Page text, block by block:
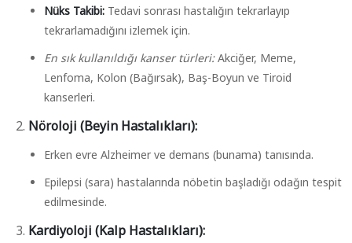
Nüks Takibi: Tedavi sonrası hastalığın tekrarlayıp
tekrarlamadığını izlemek için.
En sık kullanıldığı kanser türleri:Akciğer, Meme,
Lenfoma, Kolon (Bağırsak), Baş-Boyun ve Tiroid
kanserleri.
Nöroloji (Beyin Hastalıkları):
Erken evre Alzheimer ve demans (bunama) tanısında.
Epilepsi (sara) hastalarında nöbetin başladığı odağın tespit
edilmesinde.
Kardiyoloji (Kalp Hastalıkları):